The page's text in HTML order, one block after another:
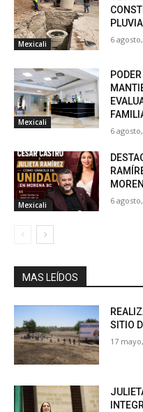
Mexicali 6
Mexicali
6
Mexicali 6
MAS LEÍDOS
SITIO
17